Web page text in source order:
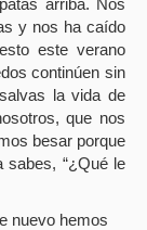
arriba. Nos
y nos ha caído
este verano
continúen sin
la vida de
que nos
besar porque
“¿Qué le
nuevo hemos